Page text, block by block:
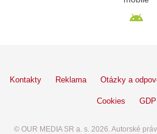
Kontakty Reklama Otázky a
Cookies
© OUR MEDIA SR a. s. 2026. Autorské